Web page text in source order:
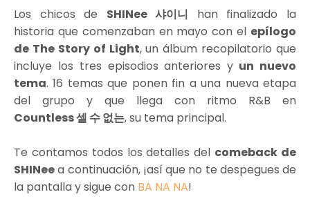
Los chicos de SHINee 샤이니 han finalizado la
historia que comenzaban en mayo con el epílogo
de The Story of Light, un álbum recopilatorio que
incluye los tres episodios anteriores y un nuevo
tema. 16 temas que ponen fin a una nueva etapa
del grupo y que llega con ritmo R&B en
Countless 셀 수 없는, su tema principal.
Te contamos todos los detalles del comeback de
SHINeea continuación, ¡así que no te despegues de
la pantalla y sigue con BA NA NA!